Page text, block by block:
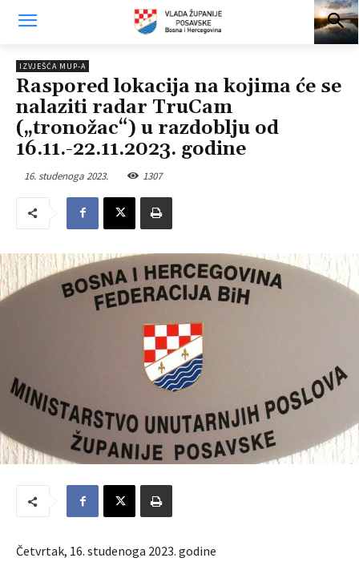
IZVJEŠĆA MUP-A
Raspored lokacija na kojima će se
nalaziti radar TruCam
(„tronožac“) u razdoblju od
16.11.-22.11.2023. godine
16. studenoga 2023. 1307
Četvrtak, 16. studenoga 2023. godine